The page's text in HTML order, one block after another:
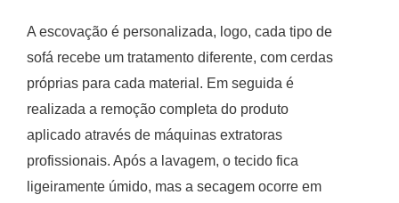
A escovação é personalizada, logo, cada tipo de
sofá recebe um tratamento diferente, com cerdas
próprias para cada material. Em seguida é
realizada a remoção completa do produto
aplicado através de máquinas extratoras
profissionais. Após a lavagem, o tecido fica
ligeiramente úmido, mas a secagem ocorre em